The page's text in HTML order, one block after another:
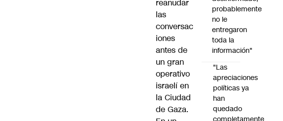
reanudar
las
conversac
iones
antes de
un gran
operativo
israelí en
la Ciudad
de Gaza.
probablemente
no le
entregaron
toda la
información"
"Las
apreciaciones
políticas ya
han
quedado